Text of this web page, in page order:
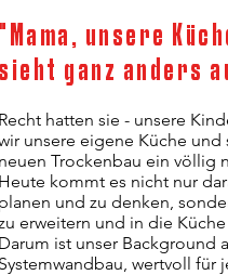
"Mama, unsere
sieht ganz anders
Recht hatten sie - unsere
unsere eigene Küche
neuen Trockenbau ein völlig
Heute kommt es nicht nur
planen und zu denken,
erweitern und in die
Darum ist unser Background
Systemwandbau, wertvoll für